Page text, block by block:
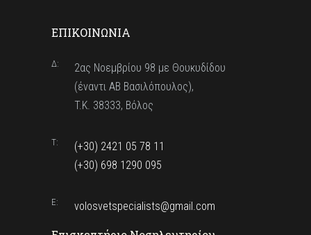
ΕΠΙΚΟΙΝΩΝΙΑ
Δ:
2ας Νοεμβρίου 98 με Θουκυδίδου
(έναντι ΑΒ Βασιλόπουλος),
T.K. 38333, Βόλος
T:
(+30) 2421 05 78 11
(+30) 698 1290 095
E: volosvetspecialists@gmail.com